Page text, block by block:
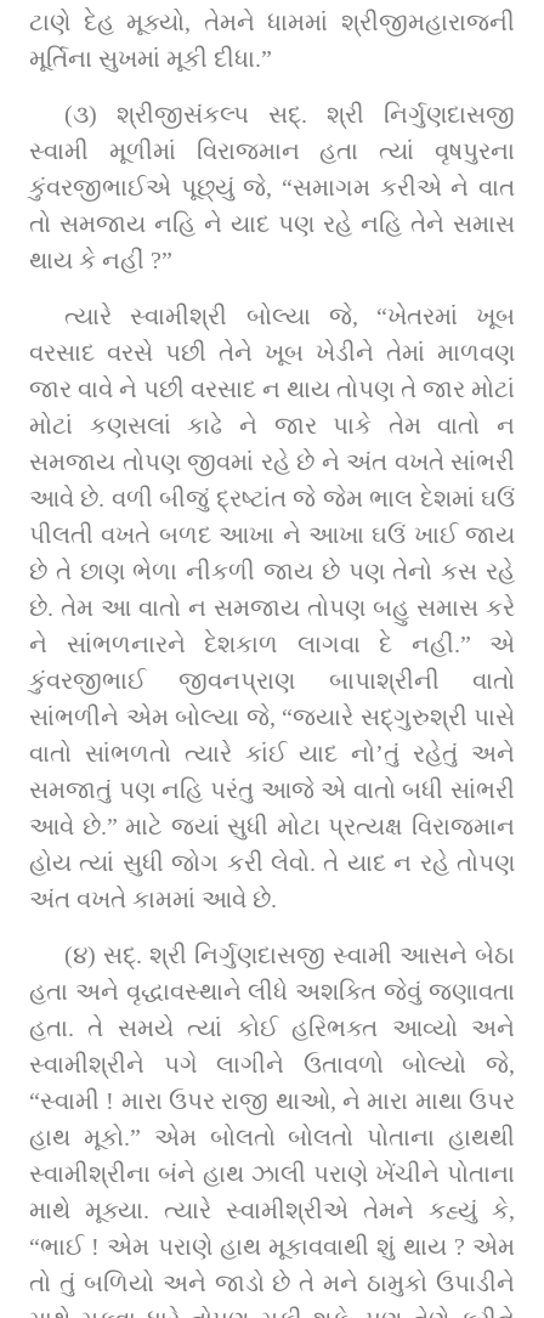
ટાણે દેહ મૂક્યો, તેમને ધામમાં શ્રીજીમહારાજની
મૂર્ત‍િના સુખમાં મૂકી દીધા.”
(૩) શ્રીજીસંકલ્‍પ સદ્. શ્રી નિર્ગુણદાસજી
સ્‍વામી મૂળીમાં વિરાજમાન હતા ત્‍યાં વૃષપુરના
કુંવરજીભાઈએ પૂછ્યું જે, “સમાગમ કરીએ ને વાત
તો સમજાય નહિ ને યાદ પણ રહે નહિ તેને સમાસ
થાય કે નહીં ?”
ત્‍યારે સ્વામીશ્રી બોલ્‍યા જે, “ખેતરમાં ખૂબ
વરસાદ વરસે પછી તેને ખૂબ ખેડીને તેમાં માળવણ
જાર વાવે ને પછી વરસાદ ન થાય તોપણ તે જાર મોટાં
મોટાં કણસલાં કાઢે ને જાર પાકે તેમ વાતો ન
સમજાય તોપણ જીવમાં રહે છે ને અંત વખતે સાંભરી
આવે છે. વળી બીજું દ્રષ્‍ટાંત જે જેમ ભાલ દેશમાં ઘઉં
પીલતી વખતે બળદ આખા ને આખા ઘઉં ખાઈ જાય
છે તે છાણ ભેળા નીકળી જાય છે પણ તેનો કસ રહે
છે. તેમ આ વાતો ન સમજાય તોપણ બહુ સમાસ કરે
ને સાંભળનારને દેશકાળ લાગવા દે નહીં.” એ
કુંવરજીભાઈ જીવનપ્રાણ બાપાશ્રીની વાતો
સાંભળીને એમ બોલ્‍યા જે, “જ્યારે સદ્ગુરુશ્રી પાસે
વાતો સાંભળતો ત્‍યારે કાંઈ યાદ નો’તું રહેતું અને
સમજાતું પણ નહિ પરંતુ આજે એ વાતો બધી સાંભરી
આવે છે.” માટે જ્યાં સુધી મોટા પ્રત્‍યક્ષ વિરાજમાન
હોય ત્‍યાં સુધી જોગ કરી લેવો. તે યાદ ન રહે તોપણ
અંત વખતે કામમાં આવે છે.
(૪) સદ્. શ્રી નિર્ગુણદાસજી સ્વામી આસને બેઠા
હતા અને વૃદ્ધાવસ્થાને લીધે અશક્તિ જેવું જણાવતા
હતા. તે સમયે ત્‍યાં કોઈ હરિભક્ત આવ્યો અને
સ્વામીશ્રીને પગે લાગીને ઉતાવળો બોલ્‍યો જે,
“સ્‍વામી ! મારા ઉપર રાજી થાઓ, ને મારા માથા ઉપર
હાથ મૂકો.” એમ બોલતો બોલતો પોતાના હાથથી
સ્વામીશ્રીના બંને હાથ ઝાલી પરાણે ખેંચીને પોતાના
માથે મૂક્યા. ત્‍યારે સ્વામીશ્રીએ તેમને કહ્યું કે,
“ભાઈ ! એમ પરાણે હાથ મૂકાવવાથી શું થાય ? એમ
તો તું બળિયો અને જાડો છે તે મને ઠામુકો ઉપાડીને